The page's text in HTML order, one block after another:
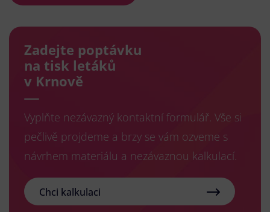
Zadejte poptávku
na tisk letáků
v Krnově
Vyplňte nezávazný kontaktní formulář. Vše si
pečlivě projdeme a brzy se vám ozveme s
návrhem materiálu a nezávaznou kalkulací.
Chci kalkulaci